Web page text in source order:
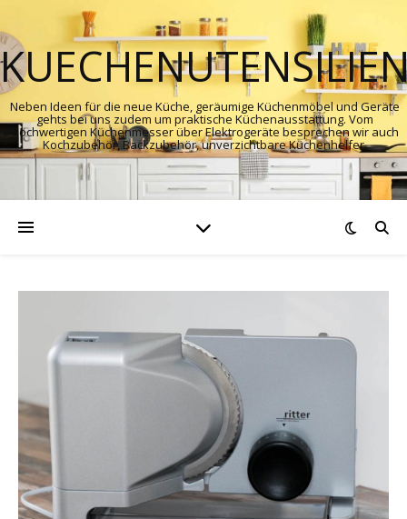
Neben Ideen für die neue Küche, geräumige Küchenmöbel und Geräte
gehts bei uns zudem um praktische Küchenausstattung. Vom
hochwertigen Küchenmesser über Elektrogeräte besprechen wir auch
Kochzubehör, Backzubehör, unverzichtbare Küchenhelfer.